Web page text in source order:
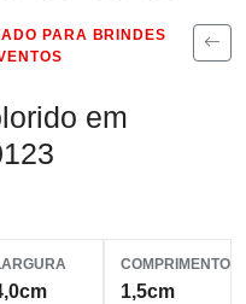
PARA BRINDES
em
COMPRIMENTO
1,5cm